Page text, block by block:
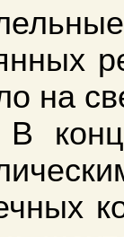
на
В